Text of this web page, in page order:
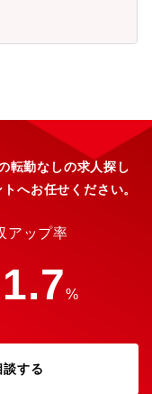
どサポート体制も万
能で、ワークライフ
せます。変革への意
境です。【働き
質な日本製靴下を軸
プライチェーン高度化
。■ブランド価値の強
靴下を軸に、
る日用品ではな
最適立地への出店戦
（オンライン）販売
接点の最大化と購買
付加価値ビジネスを
転勤なしの求人探し
へお任せください。
アップ率
%
する